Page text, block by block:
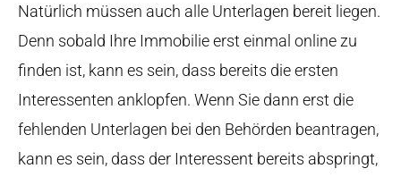
Natürlich müssen auch alle Unterlagen bereit liegen.
Denn sobald Ihre Immobilie erst einmal online zu
finden ist, kann es sein, dass bereits die ersten
Interessenten anklopfen. Wenn Sie dann erst die
fehlenden Unterlagen bei den Behörden beantragen,
kann es sein, dass der Interessent bereits abspringt,